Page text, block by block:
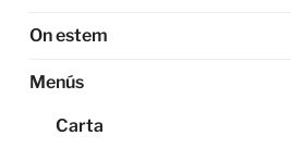
On estem
Menús
Carta